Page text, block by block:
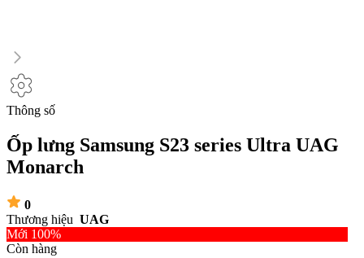
Thông số
Ốp lưng Samsung S23 series Ultra UAG
Monarch
0
Thương hiệu UAG
Mới 100%
Còn hàng